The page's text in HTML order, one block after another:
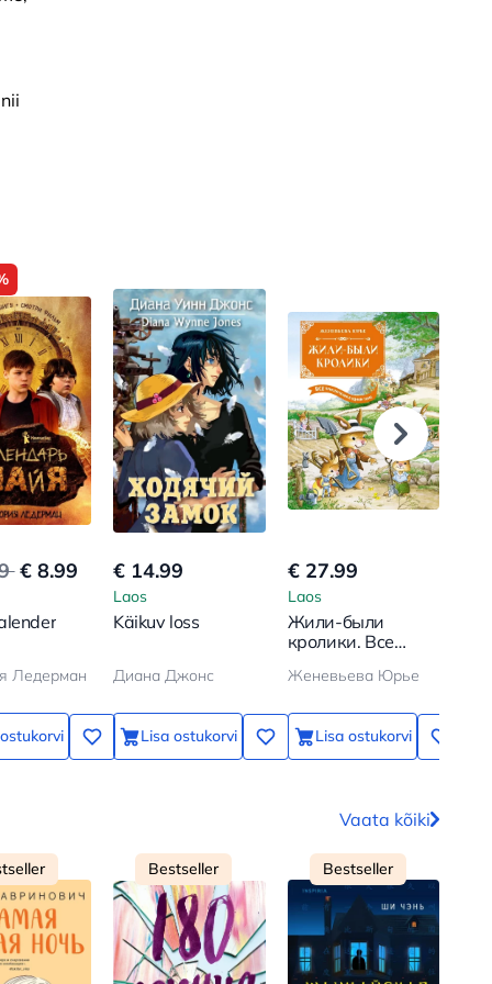
€ 8.99
Ледерман
€ 14.99
Laos
Käikuv loss
Диана Джонс
Lisa ostukorvi
€ 27.99
Laos
Жили-были
кролики. Все
одном томе
Женевьева Юрье
Lisa ostukorvi
Vaata kõiki
Bestseller Bestseller